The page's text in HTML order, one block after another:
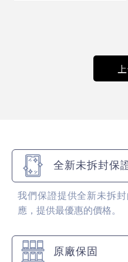
全新未拆封保
我們保證提供全新未拆
應，提供最優惠的價格。
原廠保固